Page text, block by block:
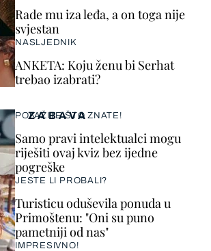
ZABAVA
POKAŽITE ŠTO ZNATE!
Samo pravi intelektualci mogu
riješiti ovaj kviz bez ijedne
pogreške
JESTE LI PROBALI?
Turisticu oduševila ponuda u
Primoštenu: "Oni su puno
pametniji od nas"
IMPRESIVNO!
Rade mu iza leđa, a on toga nije
svjestan
NASLJEDNIK
ANKETA: Koju ženu bi Serhat
trebao izabrati?